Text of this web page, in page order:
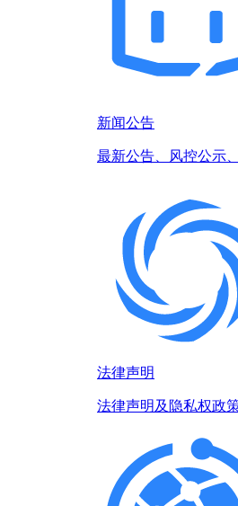
新闻公告
最新公告、风控公示
法律声明
法律声明及隐私权政